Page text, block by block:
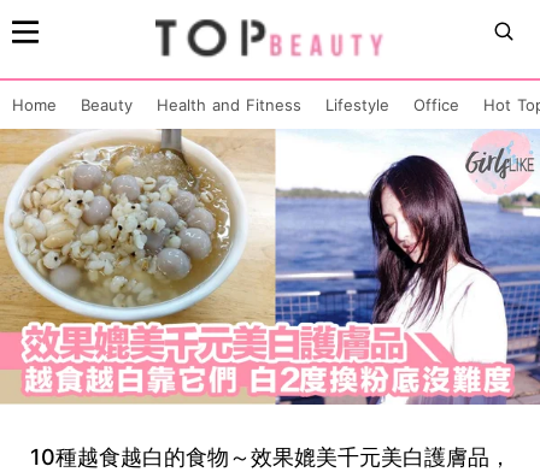
Home Beauty Health and Fitness Lifestyle Office Hot
10種越食越白的食物～效果媲美千元美白護膚品，